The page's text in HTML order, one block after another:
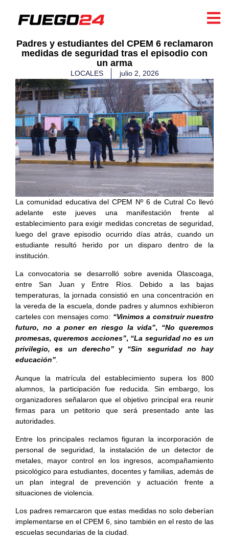
Padres y estudiantes del CPEM 6 reclamaron
medidas de seguridad tras el episodio con
un arma
LOCALES julio 2, 2026
La comunidad educativa del CPEM Nº 6 de Cutral Co llevó
adelante este jueves una manifestación frente al
establecimiento para exigir medidas concretas de seguridad,
luego del grave episodio ocurrido días atrás, cuando un
estudiante resultó herido por un disparo dentro de la
institución.
La convocatoria se desarrolló sobre avenida Olascoaga,
entre San Juan y Entre Ríos. Debido a las bajas
temperaturas, la jornada consistió en una concentración en
la vereda de la escuela, donde padres y alumnos exhibieron
carteles con mensajes como: “Vinimos a construir nuestro
futuro, no a poner en riesgo la vida”, “No queremos
promesas, queremos acciones”, “La seguridad no es un
privilegio, es un derecho”y “Sin seguridad no hay
educación”.
Aunque la matrícula del establecimiento supera los 800
alumnos, la participación fue reducida. Sin embargo, los
organizadores señalaron que el objetivo principal era reunir
firmas para un petitorio que será presentado ante las
autoridades.
Entre los principales reclamos figuran la incorporación de
personal de seguridad, la instalación de un detector de
metales, mayor control en los ingresos, acompañamiento
psicológico para estudiantes, docentes y familias, además de
un plan integral de prevención y actuación frente a
situaciones de violencia.
Los padres remarcaron que estas medidas no solo deberían
implementarse en el CPEM 6, sino también en el resto de las
escuelas secundarias de la ciudad.